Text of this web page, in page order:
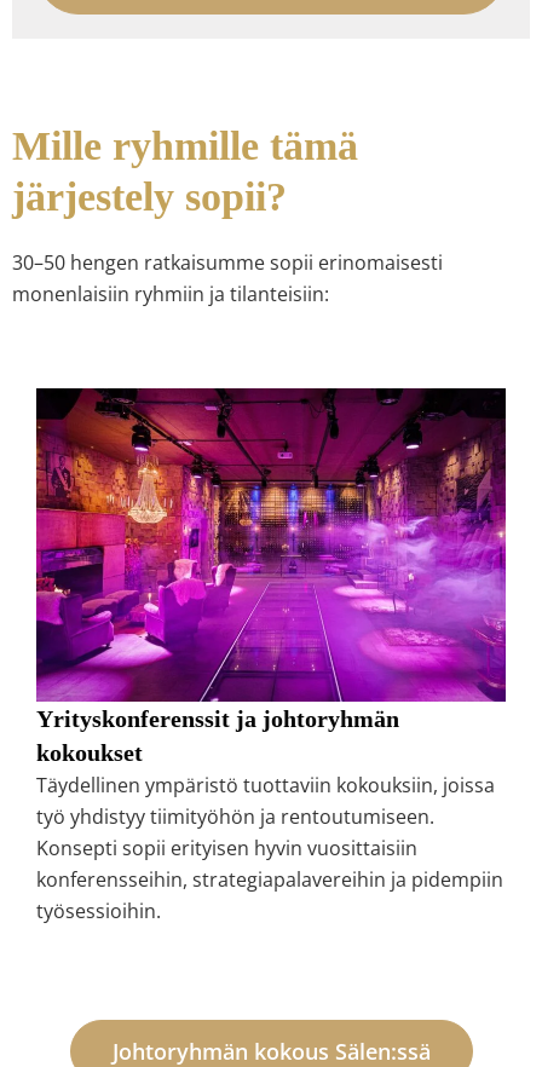
Mille ryhmille tämä
järjestely sopii?
30–50 hengen ratkaisumme sopii erinomaisesti
monenlaisiin ryhmiin ja tilanteisiin:
Yrityskonferenssit ja johtoryhmän
kokoukset
Täydellinen ympäristö tuottaviin kokouksiin, joissa
työ yhdistyy tiimityöhön ja rentoutumiseen.
Konsepti sopii erityisen hyvin vuosittaisiin
konferensseihin, strategiapalavereihin ja pidempiin
työsessioihin.
Johtoryhmän kokous Sälen:ssä